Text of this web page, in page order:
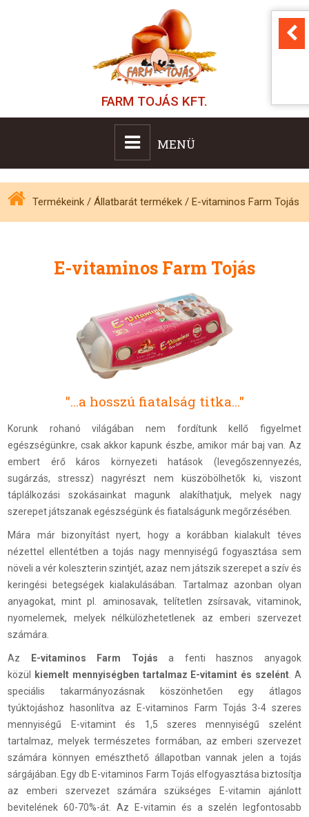
FARM TOJÁS KFT.
MENÜ
Termékeink /Állatbarát termékek /E-vitaminos Farm Tojás
E-vitaminos Farm Tojás
"...a hosszú fiatalság titka..."
Korunk rohanó világában nem fordítunk kellő figyelmet
egészségünkre, csak akkor kapunk észbe, amikor már baj van. Az
embert érő káros környezeti hatások (levegőszennyezés,
sugárzás, stressz) nagyrészt nem küszöbölhetők ki, viszont
táplálkozási szokásainkat magunk alakíthatjuk, melyek nagy
szerepet játszanak egészségünk és fiatalságunk megőrzésében.
Mára már bizonyítást nyert, hogy a korábban kialakult téves
nézettel ellentétben a tojás nagy mennyiségű fogyasztása sem
növeli a vér koleszterin szintjét, azaz nem játszik szerepet a szív és
keringési betegségek kialakulásában. Tartalmaz azonban olyan
anyagokat, mint pl. aminosavak, telítetlen zsírsavak, vitaminok,
nyomelemek, melyek nélkülözhetetlenek az emberi szervezet
számára.
Az E-vitaminos Farm Tojás a fenti hasznos anyagok
közül
kiemelt mennyiségben tartalmaz E-vitamint és szelént . A
speciális takarmányozásnak köszönhetően egy átlagos
tyúktojáshoz hasonlítva az E-vitaminos Farm Tojás 3-4 szeres
mennyiségű E-vitamint és 1,5 szeres mennyiségű szelént
tartalmaz, melyek természetes formában, az emberi szervezet
számára könnyen emészthető állapotban vannak jelen a tojás
sárgájában. Egy db E-vitaminos Farm Tojás elfogyasztása biztosítja
az emberi szervezet számára szükséges E-vitamin ajánlott
bevitelének 60-70%-át. Az E-vitamin és a szelén legfontosabb